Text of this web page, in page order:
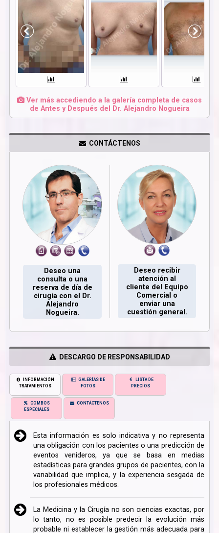
Ver más accediendo a la galería completa de casos
de Antes y Después del Dr. Alejandro Nogueira
CONTÁCTENOS
Deseo una
consulta o una
reserva de día de
cirugía con el Dr.
Alejandro
Nogueira.
Deseo recibir
atención al
cliente del Equipo
Comercial o
enviar una
cuestión general.
DESCARGO DE RESPONSABILIDAD
INFORMACIÓN
TRATAMIENTOS
GALERÍAS DE
FOTOS
LISTA DE
PRECIOS
COMBOS
ESPECIALES
CONTÁCTENOS
Esta información es solo indicativa y no representa
una obligación con los pacientes o una predicción de
eventos venideros, ya que se basa en medias
estadísticas para grandes grupos de pacientes, con la
variabilidad que implica, y la experiencia sesgada de
los profesionales médicos.
La Medicina y la Cirugía no son ciencias exactas, por
lo tanto, no es posible predecir la evolución más
probable ni establecer la gestión más adecuada para